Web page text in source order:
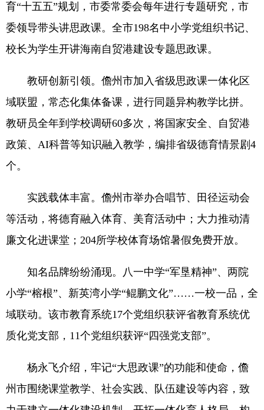
育“十五五”规划，市委常委会每年进行专题研究，市
委领导带头讲思政课。全市198名中小学党组织书记、
校长为学生开讲海南自贸港建设专题思政课。
教研创新引领。儋州市加入省级思政课一体化区
域联盟，常态化集体备课，进行同题异构教学比拼。
教研员全年到学校调研60多次，将国家安全、自贸港
政策、AI科普等知识融入教学，编排省级德育情景剧4
个。
实践载体丰富。儋州市举办合唱节、田径运动会
等活动，将德育融入体育、美育活动中；大力推动清
廉文化进课堂；204所学校体育场馆暑假免费开放。
知名品牌纷纷涌现。八一中学“军垦精神”、两院
小学“榕根”、新英湾小学“鲲鹏文化”……一校一品，全
域联动。该市教育系统17个党组织获评省教育系统优
质化党支部，11个党组织获评“四强党支部”。
杨永飞介绍，牢记“大思政课”的功能和使命，儋
州市围绕课堂教学、社会实践、队伍建设等内容，致